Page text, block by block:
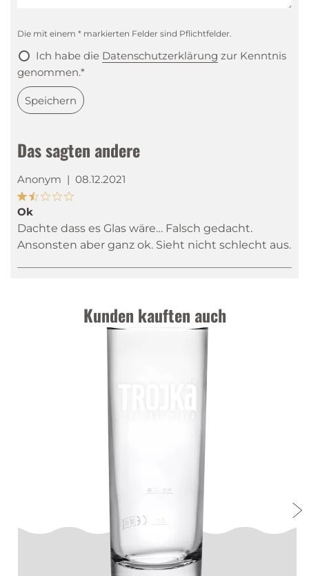
Das sagten andere
Anonym | 08.12.2021
Ok
Dachte dass es Glas wäre… Falsch gedacht.
Ansonsten aber ganz ok. Sieht nicht schlecht aus.
Die mit einem * markierten Felder sind Pflichtfelder.
Ich habe die Datenschutzerklärung zur Kenntnis
genommen.*
Speichern
Kunden kauften auch